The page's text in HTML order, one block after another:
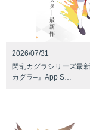
2026/07/31
閃乱カグラシリーズ最
カグラ–』App S…